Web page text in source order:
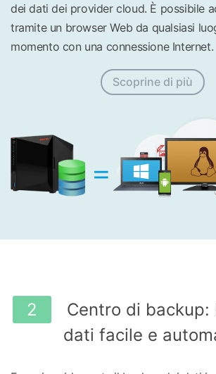
dei dati dei provider cloud. È possibile
tramite un browser Web da qualsiasi
momento con una connessione Internet.
Scoprine di più
2
Centro di backup:
dati facile e